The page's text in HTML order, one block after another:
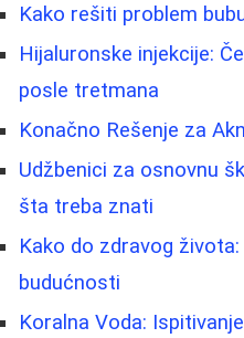
Kako rešiti problem
Hijaluronske injekcije:
posle tretmana
Konačno Rešenje za
Udžbenici za osnovnu
šta treba znati
Kako do zdravog
budućnosti
Koralna Voda: